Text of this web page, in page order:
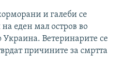
и галеби се
еден мал остров во
Украина. Ветеринарите се
причините за смртта